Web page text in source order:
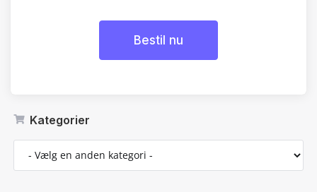
Kategorier
Bestil nu